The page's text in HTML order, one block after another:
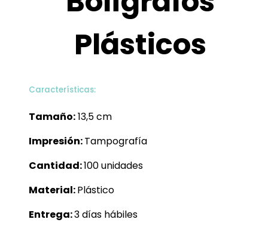
Plásticos
Características:
Tamaño:13,5 cm
Impresión:Tampografía
Cantidad:100 unidades
Material:Plástico
Entrega:3 días hábiles